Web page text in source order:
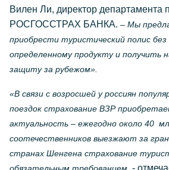
Вилен Ли, директор департамента
РОСГОССТРАХ БАНКА. – Мы
приобрести туристический полис без
определенному продукту и получить
защиту за рубежом».
«В связи с возросшей у россиян
поездок страхование ВЗР
актуальность – ежегодно около 40
соотечественников выезжают за
странах Шенгена страхование
-